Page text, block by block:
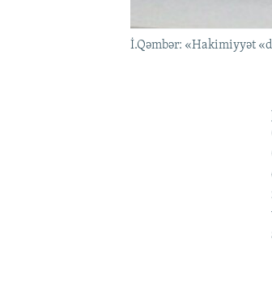
İ.Qəmbər: «Hakimiyyət